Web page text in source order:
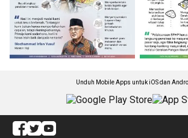
Unduh Mobile Apps untuk iOS dan